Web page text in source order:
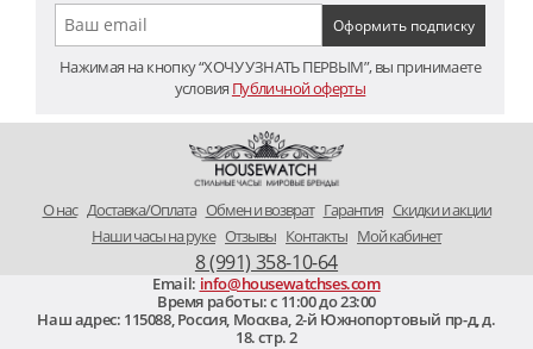
Нажимая на кнопку “ХОЧУ УЗНАТЬ ПЕРВЫМ”, вы принимаете
условия Публичной оферты
O нас Доставка/Оплата Обмен и возврат Гарантия Скидки и акции
Наши часы на руке Отзывы Контакты Мой кабинет
8 (991) 358-10-64
Email: info@housewatchses.com
Время работы: c 11:00 до 23:00
Наш адрес: 115088, Россия, Москва 2-й Южнопортовый пр-д, д.
18. стр. 2